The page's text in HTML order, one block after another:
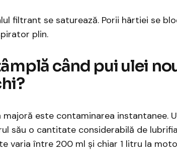
filtrant se saturează. Porii hârtiei se
plin.
când pui ulei
majoră este contaminarea instantanee.
său o cantitate considerabilă de
varia între 200 ml și chiar 1 litru la